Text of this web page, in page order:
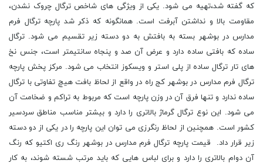
که گفته شد،تهیه می شود. یکی از ویژگی های شاخص ترگال چروک نشدن،
مقاومت بالا و نداشتن آبرفت است. همانگونه که ذکر شد پارچه ترگال فرم
مدارس در بوشهر بسته به بافتش به دو دسته زیر تقسیم می شود. ترگال
ساده که بافتی ساده دارد و عرض آن صد و پنجاه سانتیمتر است، جنس نخ
های تار ترگال ساده از پلی استر و ویسکوز انتخاب می شود. مرکز پخش پارچه
ترگال فرم مدارس در بوشهر کج راه در واقع از لحاظ بافت هیچ تفاوتی با ترگال
ساده ندارد و تنها فرق آن در وزن پارچه است که مربوط به تراکم و ضخامت آن
می شود. این نوع ترگال گرماژ بالاتری را دارد و بیشتر مناسب مناطق سردسیر
کشور است. همچنین از لحاظ رنگرزی می توان این پارچه را در یکی از دو دسته
زیر قرار داد. قیمت پارچه ترگال فرم مدارس در بوشهر رنگ ری اکتیو که رنگ
آن دوام بالاتری را دارد و برای لباس هایی که باید مرتب شسته شوند، به کار